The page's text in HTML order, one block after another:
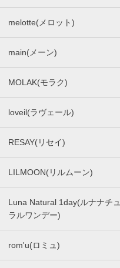
melotte(メロット)
main(メーン)
MOLAK(モラク)
loveil(ラヴェール)
RESAY(リセイ)
LILMOON(リルムーン)
Luna Natural 1day(ルナナチュ
ラルワンデー)
rom'u(ロミュ)